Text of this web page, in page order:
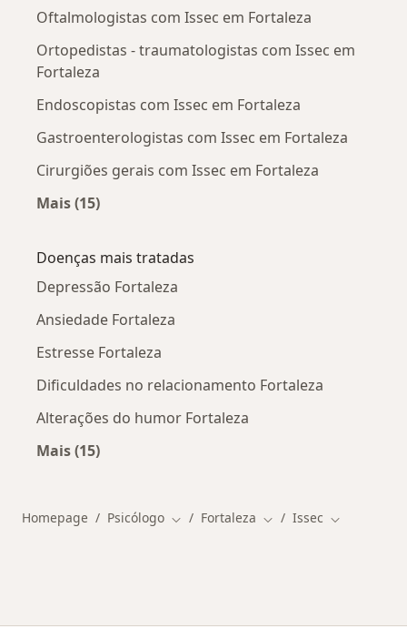
Oftalmologistas com Issec em Fortaleza
Ortopedistas - traumatologistas com Issec em
Fortaleza
Endoscopistas com Issec em Fortaleza
Gastroenterologistas com Issec em Fortaleza
Cirurgiões gerais com Issec em Fortaleza
Mais (15)
Doenças mais tratadas
Depressão Fortaleza
Ansiedade Fortaleza
Estresse Fortaleza
Dificuldades no relacionamento Fortaleza
Alterações do humor Fortaleza
Mais (15)
Homepage Psicólogo Mudar de cidade
Fortaleza Mudar de cidade
Issec Mudar de